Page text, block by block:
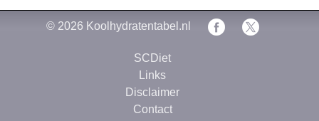
© 2026 Koolhydratentabel.nl
SCDiet
Links
Disclaimer
Contact